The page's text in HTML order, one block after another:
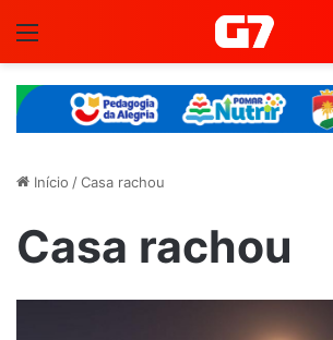
Início /Casa rachou
Casa rachou